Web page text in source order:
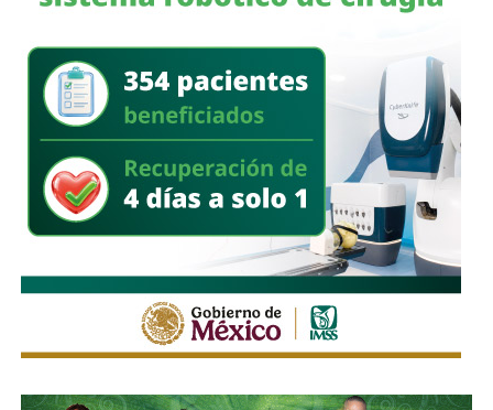
delincuentes y asegura armas durante operativos en SLP